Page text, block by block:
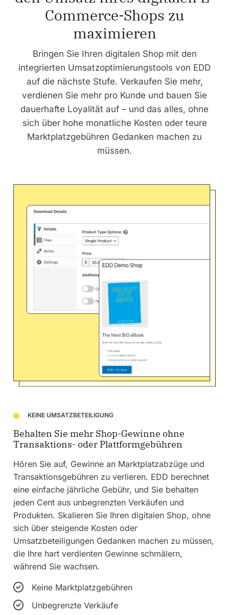
Commerce-Shops zu
maximieren
Bringen Sie Ihren digitalen Shop mit den
integrierten Umsatzoptimierungstools von EDD
auf die nächste Stufe. Verkaufen Sie mehr,
verdienen Sie mehr pro Kunde und bauen Sie
dauerhafte Loyalität auf – und das alles, ohne
sich über hohe monatliche Kosten oder teure
Marktplatzgebühren Gedanken machen zu
müssen.
KEINE UMSATZBETEILIGUNG
Behalten Sie mehr Shop-Gewinne ohne
Transaktions- oder Plattformgebühren
Hören Sie auf, Gewinne an Marktplatzabzüge und
Transaktionsgebühren zu verlieren. EDD berechnet
eine einfache jährliche Gebühr, und Sie behalten
jeden Cent aus unbegrenzten Verkäufen und
Produkten. Skalieren Sie Ihren digitalen Shop, ohne
sich über steigende Kosten oder
Umsatzbeteiligungen Gedanken machen zu müssen,
die Ihre hart verdienten Gewinne schmälern,
während Sie wachsen.
Keine Marktplatzgebühren
Unbegrenzte Verkäufe